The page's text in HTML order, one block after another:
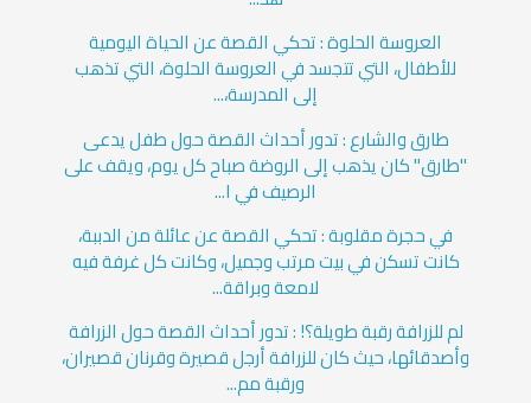
العروسة الحلوة : تحكي القصة عن الحياة اليومية
للأطفال، التي تتجسد في العروسة الحلوة، التي تذهب
إلى المدرسة،...
طارق والشارع : تدور أحداث القصة حول طفل يدعى
"طارق" كان يذهب إلى الروضة صباح كل يوم، ويقف على
الرصيف في ا...
في حجرة مقلوبة : تحكي القصة عن عائلة من الدببة،
كانت تسكن في بيت مرتب وجميل، وكانت كل غرفة فيه
لامعة وبراقة...
لم للزرافة رقبة طويلة؟! : تدور أحداث القصة حول الزرافة
وأصدقائها، حيث كان للزرافة أرجل قصيرة وقرنان قصيران،
ورقبة مم...